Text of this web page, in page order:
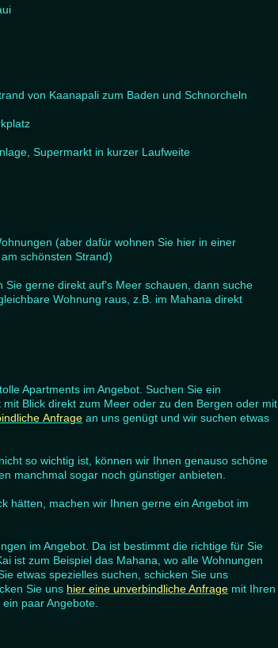
von Kaanapali zum Baden und Schnorcheln
Supermarkt in kurzer Laufweite
(aber dafür wohnen Sie hier in einer
schönsten Strand)
Sie gerne direkt auf's Meer schauen, dann suche
Wohnung raus, z.B. im Mahana direkt
Apartments im Angebot. Suchen Sie ein
Blick direkt zum Meer oder zu den Bergen oder mit
Anfrage an uns genügt und wir suchen etwas
so wichtig ist, können wir Ihnen genauso schöne
manchmal sogar noch günstiger anbieten.
hätten, machen wir Ihnen gerne ein Angebot im
im Angebot. Da ist bestimmt die richtige für Sie
ist zum Beispiel das Mahana, wo alle Wohnungen
etwas spezielles suchen, schicken Sie uns
Sie uns hiereine unverbindliche Anfrage mit Ihren
paar Angebote.